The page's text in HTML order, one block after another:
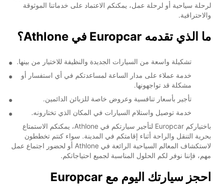
لرحلة سياحية أو لرحلة عمل، يمكنكم الاعتماد على خدماتنا الموثوقة
والاحترافية.
ما الذي تقدمه Europcar في Athlone؟
تشكيلة واسعة من السيارات الجديدة والنظيفة للاختيار من بينها.
خدمة عملاء على مدار الساعة لمساعدتكم في أي استفسار أو
مشكلة قد تواجهونها.
تأجير بأسعار تنافسية وعروض خاصة للزبائن الدائمين.
خدمة توصيل واستلام السيارات في المكان الذي تختارونه.
باختياركم Europcar لتأجير سيارتكم في Athlone، يمكنكم الاستمتاع
بحرية التنقل والراحة أثناء إقامتكم في المدينة. سواء كنتم تخططون
لاستكشاف المعالم السياحية الرائعة في Athlone أو لحضور اجتماع عمل
مهم، فإننا نوفر لكم الحلول المناسبة لجميع احتياجاتكم.
احجز سيارتك اليوم مع Europcar